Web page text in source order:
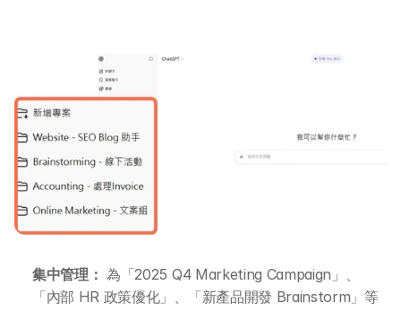
集中管理： 為「2025 Q4 Marketing Campaign」、
「內部 HR 政策優化」、「新產品開發 Brainstorm」等